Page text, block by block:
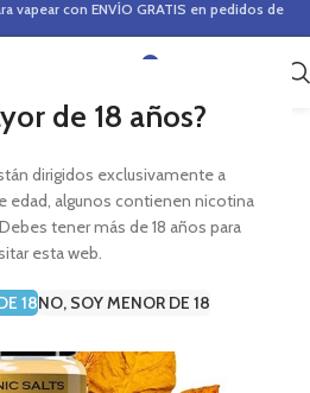
de 18 años?
dirigidos exclusivamente a
edad, algunos contienen nicotina
tener más de 18 años para
esta web.
18NO, SOY MENOR DE 18
vapear con ENVÍO GRATIS en pedidos de
0